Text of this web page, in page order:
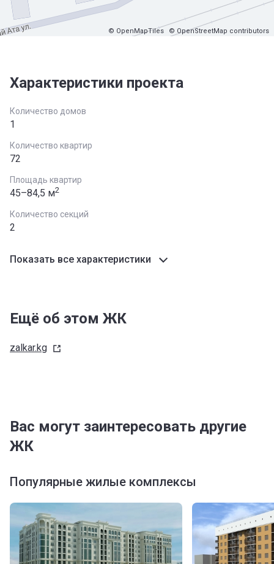
© OpenMapTiles © OpenStreetMap contributors
Характеристики проекта
Количество домов
1
Количество квартир
72
Площадь квартир
45–84,5 м2
Количество секций
2
Показать все характеристики
Ещё об этом ЖК
zalkar.kg
Вас могут заинтересовать другие
ЖК
Популярные жилые комплексы